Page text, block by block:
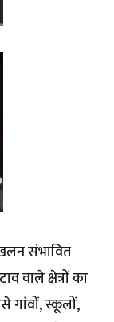
संभावित
वाले क्षेत्रों का
गांवों, स्कूलों,